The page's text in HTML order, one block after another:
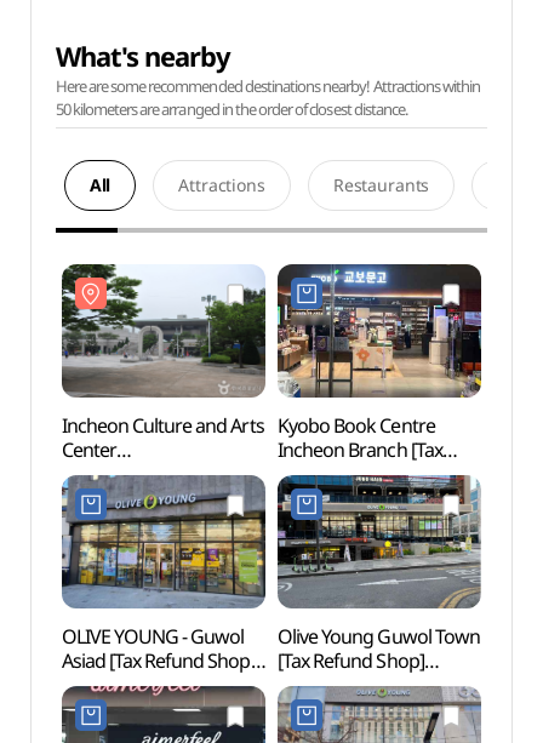
What's nearby
Here are some recommended destinations nearby! Attractions within
50 kilometers are arranged in the order of closest distance.
All Attractions Restaurants
Incheon Culture and Arts
Center
(인천문화예술회관)
Kyobo Book Centre
Incheon Branch [Tax
Refund Shop](교보문고
인천점)
OLIVE YOUNG - Guwol
Asiad [Tax Refund Shop]
(올리브영
구월아시아드점)
Olive Young Guwol Town
[Tax Refund Shop]
(올리브영 구월 타운)